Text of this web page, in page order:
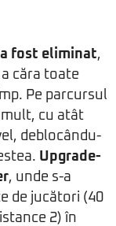
fost eliminat,
căra toate
Pe parcursul
cu atât
deblocându-
Upgrade-
, unde s-a
de jucători (40
2) în